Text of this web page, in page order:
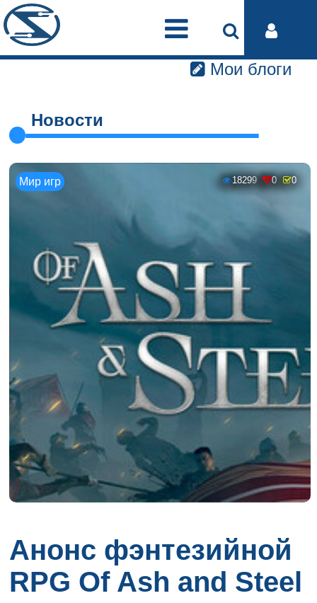
Мои блоги
Новости
Мир игр 18299 0 0
Анонс фэнтезийной
RPG Of Ash and Steel